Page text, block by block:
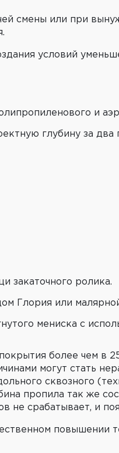
смены или при
условий
и
глубину за два
закаточного ролика.
Глория или
мениска с
более чем в
могут стать
сквозного
пропила так же
не срабатывает, и
повышении